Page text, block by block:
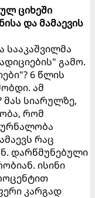
ციხეში
და მამაევის
გამო.
6 წლის
ამ
სიარულზე,
რომ
რაც
დარწმუნებული
ისინი
კარგად